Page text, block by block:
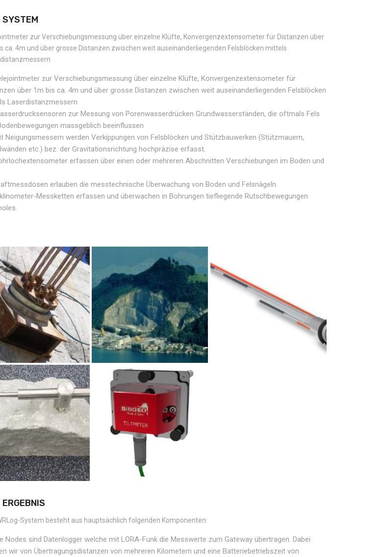
SYSTEM
zur Verschiebungsmessung über einzelne Klüfte, Konvergenzextensometer für Distanzen über
ca. 4m und über grosse Distanzen zwischen weit auseinanderliegenden Felsblöcken mittels
zur Verschiebungsmessung über einzelne Klüfte, Konvergenzextensometer für
über 1m bis ca. 4m und über grosse Distanzen zwischen weit auseinanderliegenden Felsblöcken
Laserdistanzmessern
zur Messung von Porenwasserdrücken Grundwasserständen, die oftmals Fels
massgeblich beeinflussen
Neigungsmessern werden Verkippungen von Felsblöcken und Stützbauwerken (Stützmauern,
etc.) bez. der Gravitationsrichtung hochpräzise erfasst.
erfassen über einen oder mehreren Abschnitten Verschiebungen im Boden und
erlauben die messtechnische Überwachung von Boden und Felsnägeln.
Messketten erfassen und überwachen in Bohrungen tiefliegende Rutschbewegungen
ERGEBNIS
System besteht aus hauptsächlich folgenden Komponenten:
Nodes sind Datenlogger welche mit LORA-Funk die Messwerte zum Gateway übertragen. Dabei
wir von Übertragungsdistanzen von mehreren Kilometern und eine Batteriebetriebszeit von